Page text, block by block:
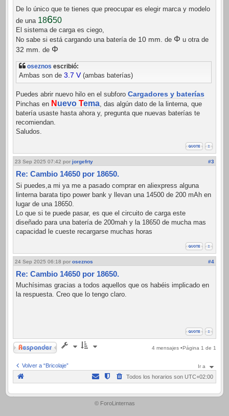
De lo único que te tienes que preocupar es elegir marca y modelo
de una 18650
El sistema de carga es ciego,
No sabe si está cargando una batería de 10 mm. de Φ u otra de
32 mm. de Φ
oseznos escribió:
Ambas son de 3.7 V(ambas baterías)
Puedes abrir nuevo hilo en el subforo Cargadores y baterías
Pinchas en N uevo Tema, das algún dato de la linterna, que
batería usaste hasta ahora y, pregunta que nuevas baterías te
recomiendan.
Saludos.
23 Sep 2025 07:42 por jorgefrty #3
Re: Cambio 14650 por 18650.
Si puedes,a mi ya me a pasado comprar en aliexpress alguna
linterna barata tipo power bank y llevan una 14500 de 200 mAh en
lugar de una 18650.
Lo que si te puede pasar, es que el circuito de carga este
diseñado para una batería de 200mah y la 18650 de mucha mas
capacidad le cueste recargarse muchas horas
24 Sep 2025 06:18 por oseznos #4
Re: Cambio 14650 por 18650.
Muchísimas gracias a todos aquellos que os habéis implicado en
la respuesta. Creo que lo tengo claro.
Responder 4 mensajes •Página 1 de 1
Volver a “Bricolaje” Ir a
Todos los horarios son UTC+02:00
.
© ForoLinternas